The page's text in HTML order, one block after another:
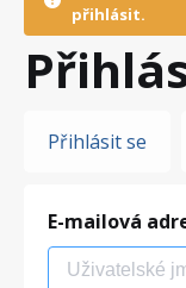
přihlásit.
Hlavní
Přihlásit se
E-mailová